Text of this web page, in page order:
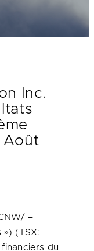
Inc.
Août
–
») (TSX:
du